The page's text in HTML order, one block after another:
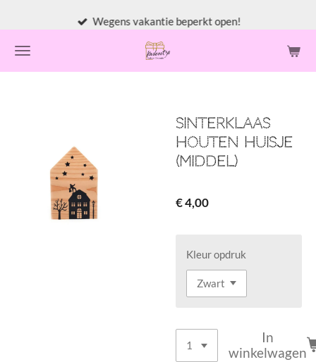
naar
de
Wegens vakantie beperkt open!
Sinterklaas
houten huisje
(middel)
€ 4,00
Kleur opdruk
In
winkelwagen